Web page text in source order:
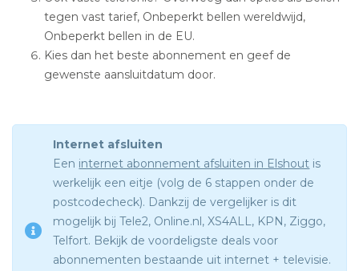
tegen vast tarief, Onbeperkt bellen wereldwijd,
Onbeperkt bellen in de EU.
Kies dan het beste abonnement en geef de
gewenste aansluitdatum door.
Internet afsluiten
Een internet abonnement afsluiten in Elshout is
werkelijk een eitje (volg de 6 stappen onder de
postcodecheck). Dankzij de vergelijker is dit
mogelijk bij Tele2, Online.nl, XS4ALL, KPN, Ziggo,
Telfort. Bekijk de voordeligste deals voor
abonnementen bestaande uit internet + televisie.